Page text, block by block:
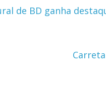
de BD ganha